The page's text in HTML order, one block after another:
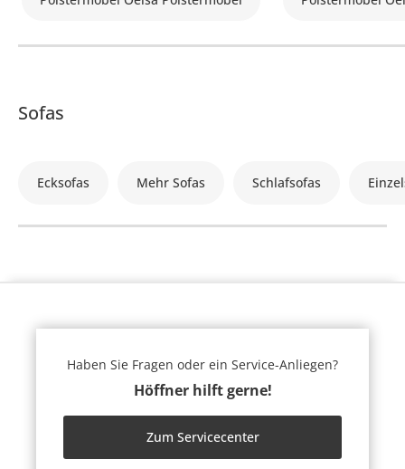
Sofas
Ecksofas Mehr Sofas Schlafsofas
Haben Sie Fragen oder ein Service-Anliegen?
Höffner hilft gerne!
Zum Servicecenter